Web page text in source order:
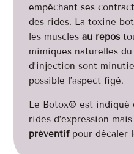
empêchant ses
des rides. La toxine
les musclesau repos
mimiques naturelles
d’injection sont
possible l’aspect figé.
Le Botox® est indiqué
rides d’expression
préventifpour décaler